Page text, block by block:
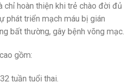
chỉ hoàn thiện khi trẻ chào đời đủ
phát triển mạch máu bị gián
bất thường, gây bệnh võng mạc.
gồm:
tuần tuổi thai.